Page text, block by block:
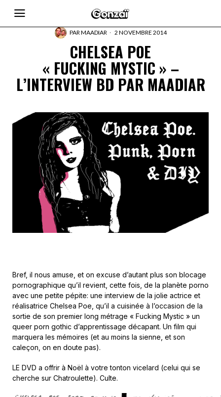
PARMAADIAR 2 NOVEMBRE 2014
CHELSEA POE
« FUCKING MYSTIC » –
L’INTERVIEW BD PAR MAADIAR
Bref, il nous amuse, et on excuse d’autant plus son blocage
pornographique qu’il revient, cette fois, de la planète porno
avec une petite pépite: une interview de la jolie actrice et
réalisatrice Chelsea Poe, qu’il a cuisinée à l’occasion de la
sortie de son premier long métrage « Fucking Mystic » un
queer porn gothic d’apprentissage décapant. Un film qui
marquera les mémoires (et au moins la sienne, et son
caleçon, on en doute pas).
LE DVD a offrir à Noël à votre tonton vicelard (celui qui se
cherche sur Chatroulette). Culte.